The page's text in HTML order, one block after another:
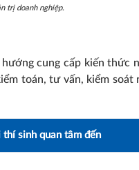
trị doanh nghiệp.
cung cấp kiến thức
toán, tư vấn, kiểm soát
thí sinh quan tâm đến